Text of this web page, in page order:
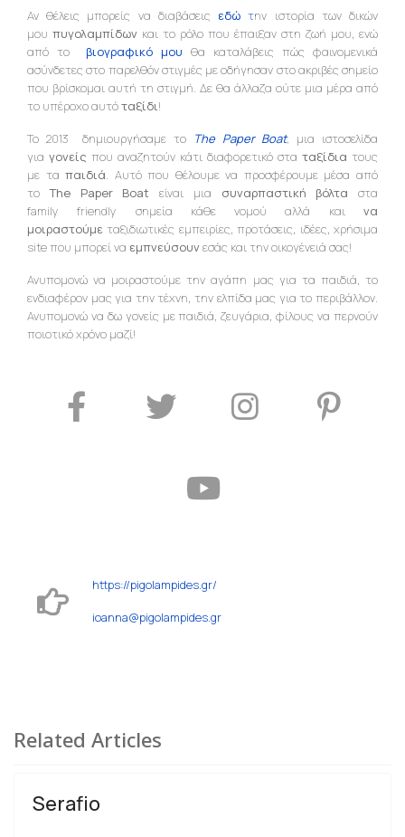
Αν θέλεις μπορείς να διαβάσεις εδώ την ιστορία των δικών
μου πυγολαμπίδων και το ρόλο που έπαιξαν στη ζωή μου, ενώ
από το
βιογραφικό μου θα καταλάβεις πώς φαινομενικά
ασύνδετες στο παρελθόν στιγμές με οδήγησαν στο ακριβές σημείο
που βρίσκομαι αυτή τη στιγμή. Δε θα άλλαζα ούτε μια μέρα από
το υπέροχο αυτόταξίδι!
Το 2013 δημιουργήσαμε το The Paper Boat, μια ιστοσελίδα
για γονείς που αναζητούν κάτι διαφορετικό στα ταξίδια τους
με ταπαιδιά. Αυτό που θέλουμε να προσφέρουμε μέσα από
τοThe Paper Boat είναι μια συναρπαστική βόλτα στα
family friendly σημεία κάθε νομού αλλά και να
μοιραστούμε ταξιδιωτικές εμπειρίες, προτάσεις, ιδέες, χρήσιμα
site που μπορεί να εμπνεύσουνεσάς και την οικογένειά σας!
Ανυπομονώ να μοιραστούμε την αγάπη μας για τα παιδιά, το
ενδιαφέρον μας για την τέχνη, την ελπίδα μας για το περιβάλλον.
Ανυπομονώ να δω γονείς με παιδιά, ζευγάρια, φίλους να περνούν
ποιοτικό χρόνο μαζί!
https://pigolampides.gr/
ioanna@pigolampides.gr
Related Articles
Serafio